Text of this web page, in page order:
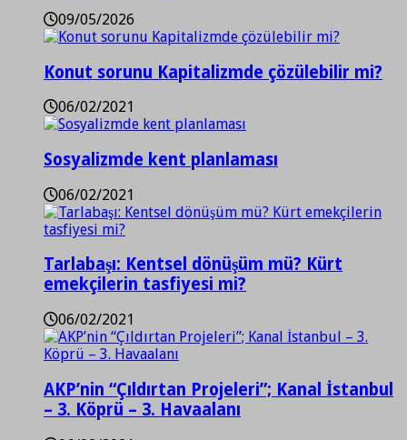
09/05/2026
Konut sorunu Kapitalizmde çözülebilir mi?
06/02/2021
Sosyalizmde kent planlaması
06/02/2021
Tarlabaşı: Kentsel dönüşüm mü? Kürt
emekçilerin tasfiyesi mi?
06/02/2021
AKP’nin “Çıldırtan Projeleri”; Kanal İstanbul
– 3. Köprü – 3. Havaalanı